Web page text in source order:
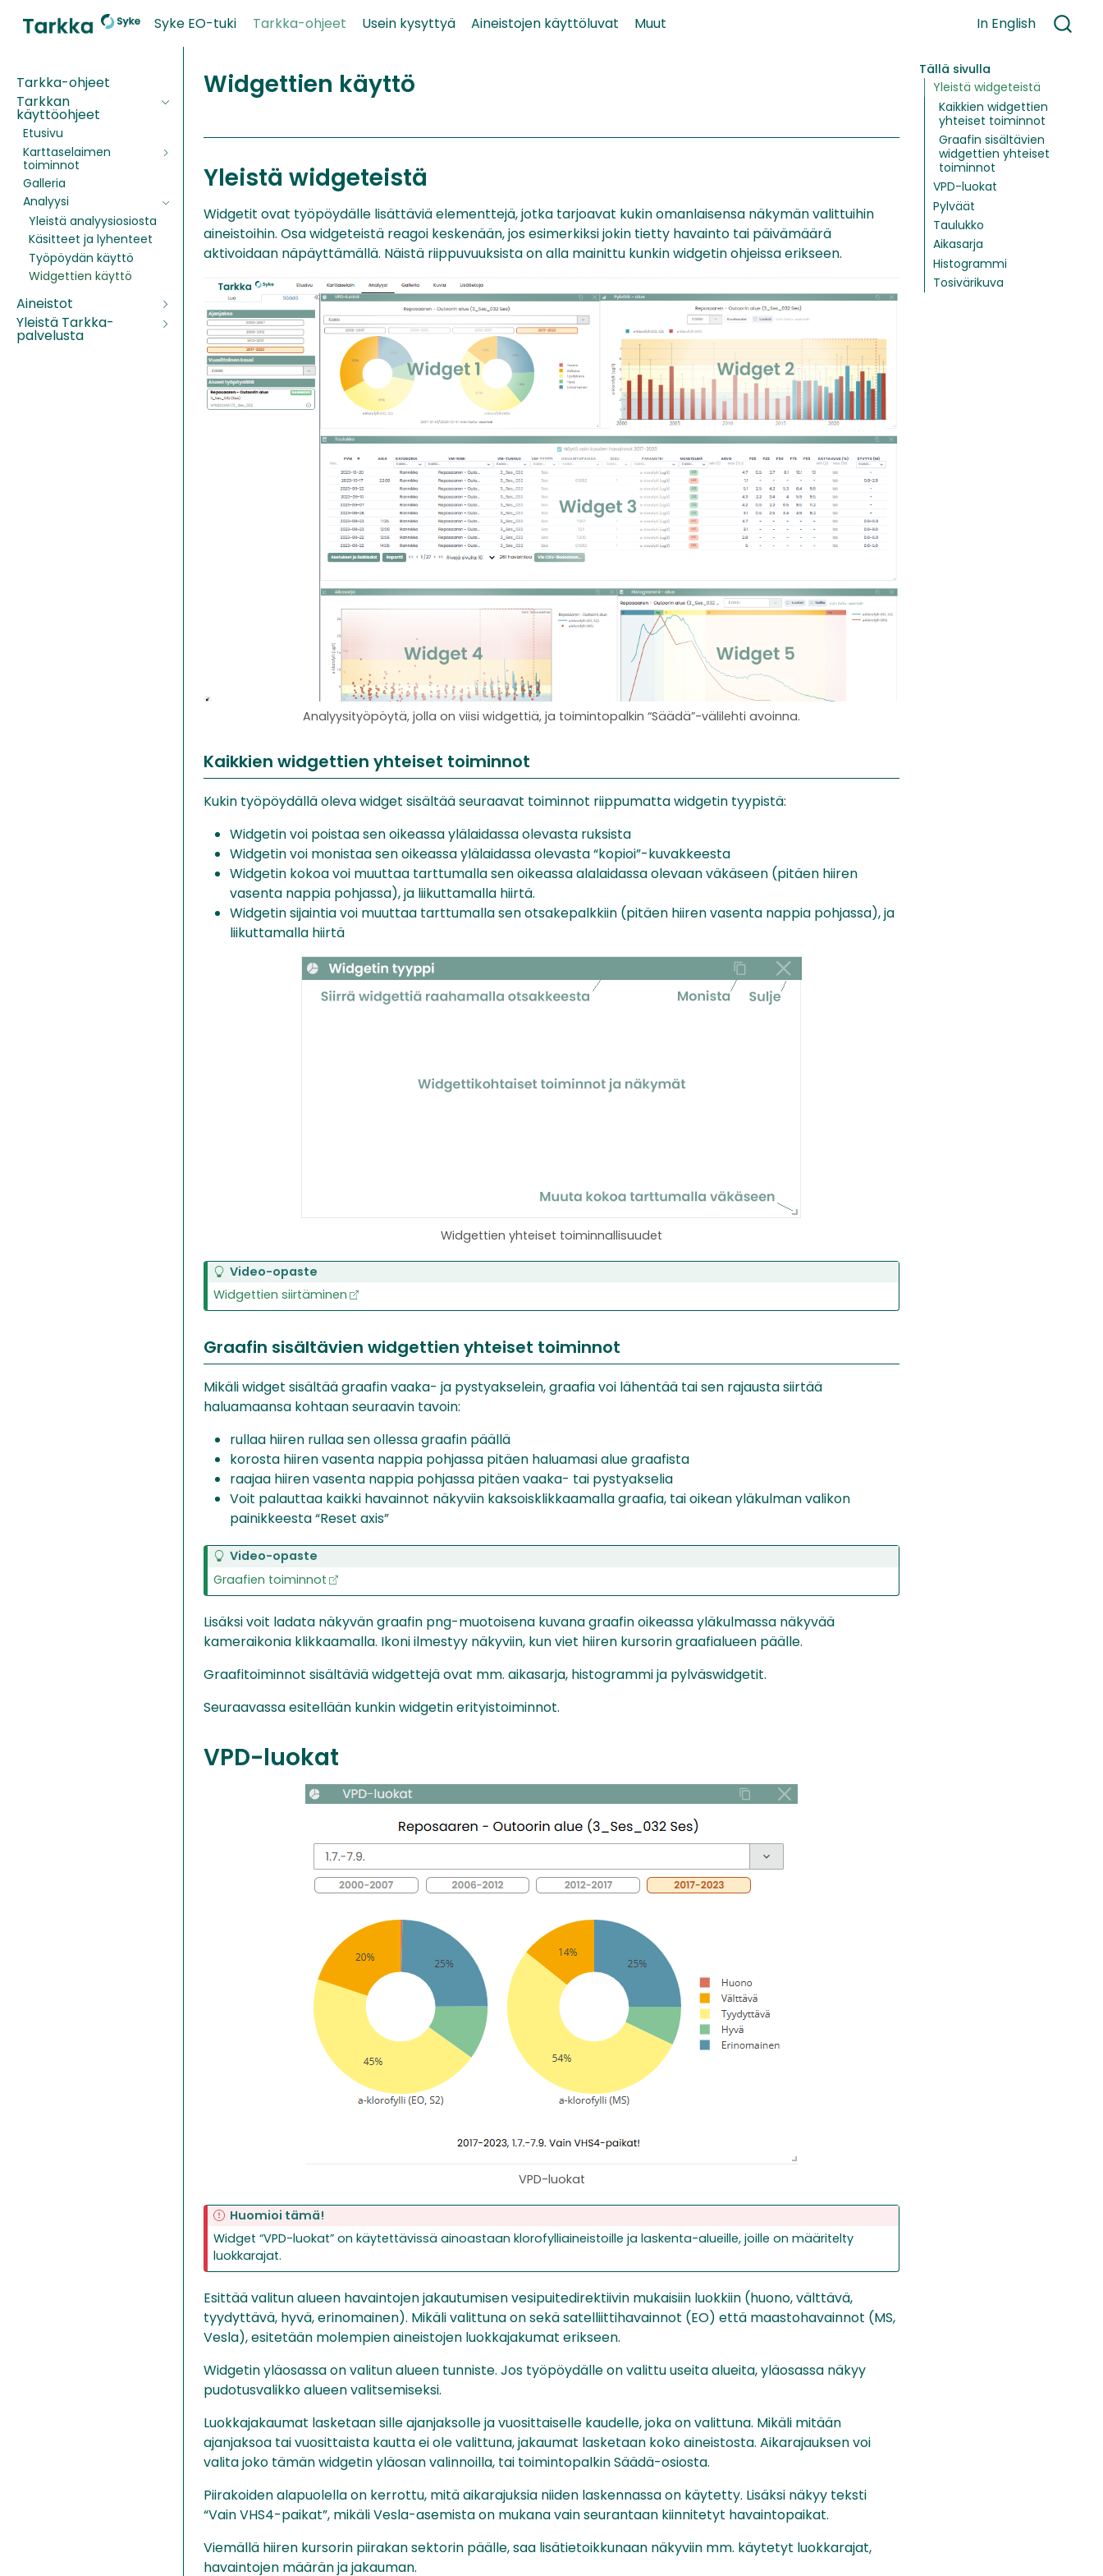
Syke EO-tuki Tarkka-ohjeet Usein kysyttyä Aineistojen käyttöluvat Muut In English
Tarkka-ohjeet
Tarkkan
käyttöohjeet
Etusivu
Karttaselaimen
toiminnot
Galleria
Analyysi
Yleistä analyysiosiosta
Käsitteet ja lyhenteet
Työpöydän käyttö
Widgettien käyttö
Aineistot
Yleistä Tarkka-
palvelusta
Tällä sivulla
Yleistä widgeteistä
Kaikkien widgettien
yhteiset toiminnot
Graafin sisältävien
widgettien yhteiset
toiminnot
VPD-luokat
Pylväät
Taulukko
Aikasarja
Histogrammi
Tosivärikuva
Widgettien käyttö
Yleistä widgeteistä
Widgetit ovat työpöydälle lisättäviä elementtejä, jotka tarjoavat kukin omanlaisensa näkymän valittuihin
aineistoihin. Osa widgeteistä reagoi keskenään, jos esimerkiksi jokin tietty havainto tai päivämäärä
aktivoidaan näpäyttämällä. Näistä riippuvuuksista on alla mainittu kunkin widgetin ohjeissa erikseen.
Analyysityöpöytä, jolla on viisi widgettiä, ja toimintopalkin “Säädä”-välilehti avoinna.
Kaikkien widgettien yhteiset toiminnot
Kukin työpöydällä oleva widget sisältää seuraavat toiminnot riippumatta widgetin tyypistä:
Widgetin voi poistaa sen oikeassa ylälaidassa olevasta ruksista
Widgetin voi monistaa sen oikeassa ylälaidassa olevasta “kopioi”-kuvakkeesta
Widgetin kokoa voi muuttaa tarttumalla sen oikeassa alalaidassa olevaan väkäseen (pitäen hiiren
vasenta nappia pohjassa), ja liikuttamalla hiirtä.
Widgetin sijaintia voi muuttaa tarttumalla sen otsakepalkkiin (pitäen hiiren vasenta nappia pohjassa), ja
liikuttamalla hiirtä
Widgettien yhteiset toiminnallisuudet
Video-opaste
Widgettien siirtäminen
Graafin sisältävien widgettien yhteiset toiminnot
Mikäli widget sisältää graafin vaaka- ja pystyakselein, graafia voi lähentää tai sen rajausta siirtää
haluamaansa kohtaan seuraavin tavoin:
rullaa hiiren rullaa sen ollessa graafin päällä
korosta hiiren vasenta nappia pohjassa pitäen haluamasi alue graafista
raajaa hiiren vasenta nappia pohjassa pitäen vaaka- tai pystyakselia
Voit palauttaa kaikki havainnot näkyviin kaksoisklikkaamalla graafia, tai oikean yläkulman valikon
painikkeesta “Reset axis”
Video-opaste
Graafien toiminnot
Lisäksi voit ladata näkyvän graafin png-muotoisena kuvana graafin oikeassa yläkulmassa näkyvää
kameraikonia klikkaamalla. Ikoni ilmestyy näkyviin, kun viet hiiren kursorin graafialueen päälle.
Graafitoiminnot sisältäviä widgettejä ovat mm. aikasarja, histogrammi ja pylväswidgetit.
Seuraavassa esitellään kunkin widgetin erityistoiminnot.
VPD-luokat
VPD-luokat
Huomioi tämä!
Widget “VPD-luokat” on käytettävissä ainoastaan klorofylliaineistoille ja laskenta-alueille, joille on määritelty
luokkarajat.
Esittää valitun alueen havaintojen jakautumisen vesipuitedirektiivin mukaisiin luokkiin (huono, välttävä,
tyydyttävä, hyvä, erinomainen). Mikäli valittuna on sekä satelliittihavainnot (EO) että maastohavainnot (MS,
Vesla), esitetään molempien aineistojen luokkajakumat erikseen.
Widgetin yläosassa on valitun alueen tunniste. Jos työpöydälle on valittu useita alueita, yläosassa näkyy
pudotusvalikko alueen valitsemiseksi.
Luokkajakaumat lasketaan sille ajanjaksolle ja vuosittaiselle kaudelle, joka on valittuna. Mikäli mitään
ajanjaksoa tai vuosittaista kautta ei ole valittuna, jakaumat lasketaan koko aineistosta. Aikarajauksen voi
valita joko tämän widgetin yläosan valinnoilla, tai toimintopalkin Säädä-osiosta.
Piirakoiden alapuolella on kerrottu, mitä aikarajuksia niiden laskennassa on käytetty. Lisäksi näkyy teksti
“Vain VHS4-paikat”, mikäli Vesla-asemista on mukana vain seurantaan kiinnitetyt havaintopaikat.
Viemällä hiiren kursorin piirakan sektorin päälle, saa lisätietoikkunaan näkyviin mm. käytetyt luokkarajat,
havaintojen määrän ja jakauman.